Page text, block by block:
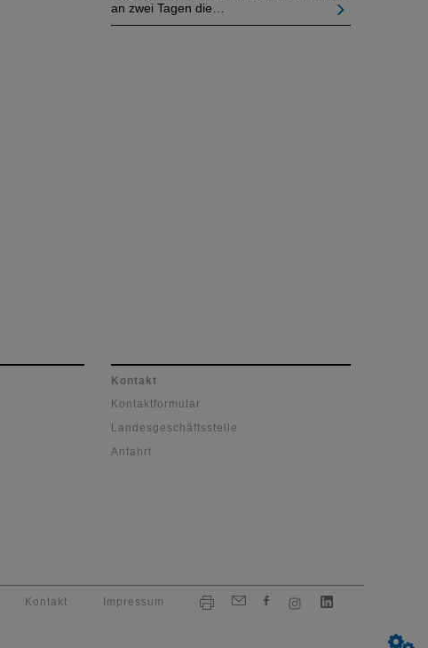
an zwei Tagen die…
Kontakt
Kontaktformular
Landesgeschäftsstelle
Anfahrt
Kontakt Impressum